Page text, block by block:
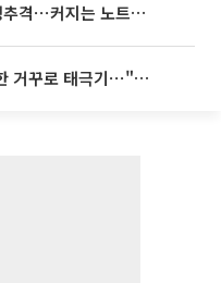
맥북 품은 삼성에 ‘중국산’ 맹추격⋯커지는 노트북 OLED 시장
서경덕 교수, 김희철도 분노한 거꾸로 태극기⋯"엉터리는 아냐, 아쉬울 뿐"